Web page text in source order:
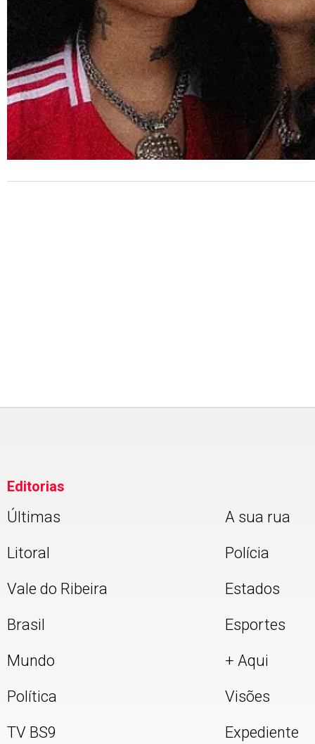
Editorias
Últimas
Litoral
Vale do Ribeira
Brasil
Mundo
Política
TV BS9
A sua rua
Polícia
Estados
Esportes
+ Aqui
Visões
Expediente